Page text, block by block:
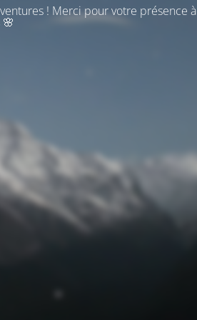
! Merci pour votre présence à